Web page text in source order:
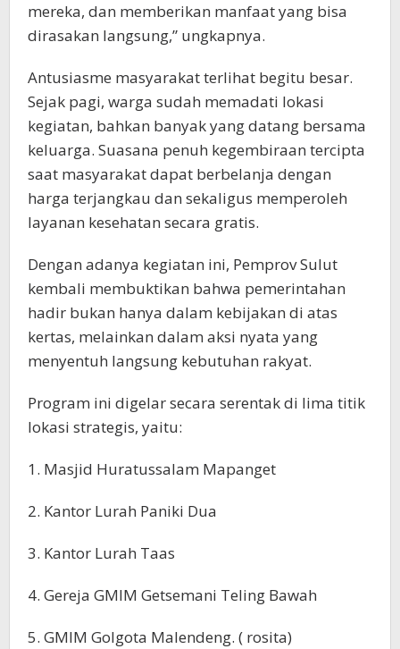
mereka, dan memberikan manfaat yang bisa
dirasakan langsung,” ungkapnya.
Antusiasme masyarakat terlihat begitu besar.
Sejak pagi, warga sudah memadati lokasi
kegiatan, bahkan banyak yang datang bersama
keluarga. Suasana penuh kegembiraan tercipta
saat masyarakat dapat berbelanja dengan
harga terjangkau dan sekaligus memperoleh
layanan kesehatan secara gratis.
Dengan adanya kegiatan ini, Pemprov Sulut
kembali membuktikan bahwa pemerintahan
hadir bukan hanya dalam kebijakan di atas
kertas, melainkan dalam aksi nyata yang
menyentuh langsung kebutuhan rakyat.
Program ini digelar secara serentak di lima titik
lokasi strategis, yaitu:
1. Masjid Huratussalam Mapanget
2. Kantor Lurah Paniki Dua
3. Kantor Lurah Taas
4. Gereja GMIM Getsemani Teling Bawah
5. GMIM Golgota Malendeng. ( rosita)